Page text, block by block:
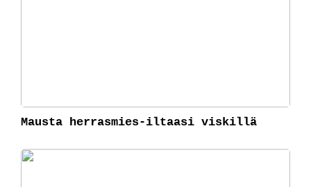
Mausta herrasmies-iltaasi viskillä